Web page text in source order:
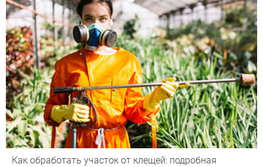
Как обработать участок от клещей: подробная